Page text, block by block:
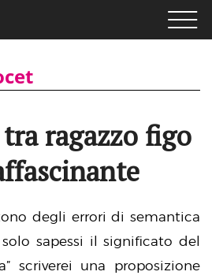
ragazzo figo
degli errori di semantica
sapessi il significato del
scriverei una proposizione